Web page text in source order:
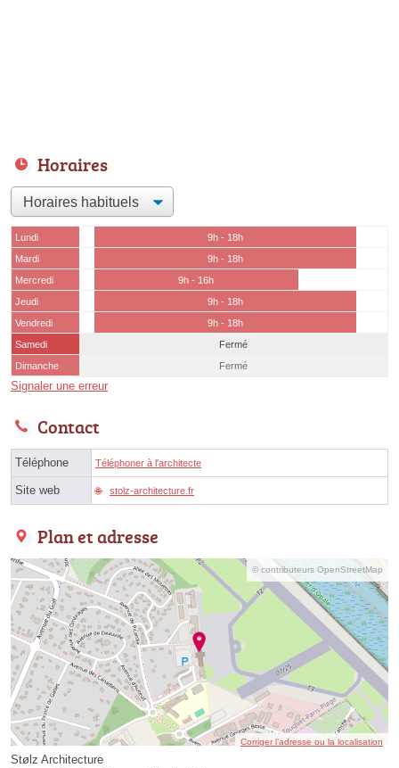
Horaires
Lundi
9h - 18h
Mardi
9h - 18h
Mercredi
9h - 16h
Jeudi
9h - 18h
Vendredi
9h - 18h
Samedi
Fermé
Dimanche
Fermé
Signaler une erreur
Contact
Téléphone Téléphoner à l'architecte
Site web stolz-architecture.fr
Plan et adresse
© contributeurs OpenStreetMap
Corriger l’adresse ou la localisation
Stølz Architecture